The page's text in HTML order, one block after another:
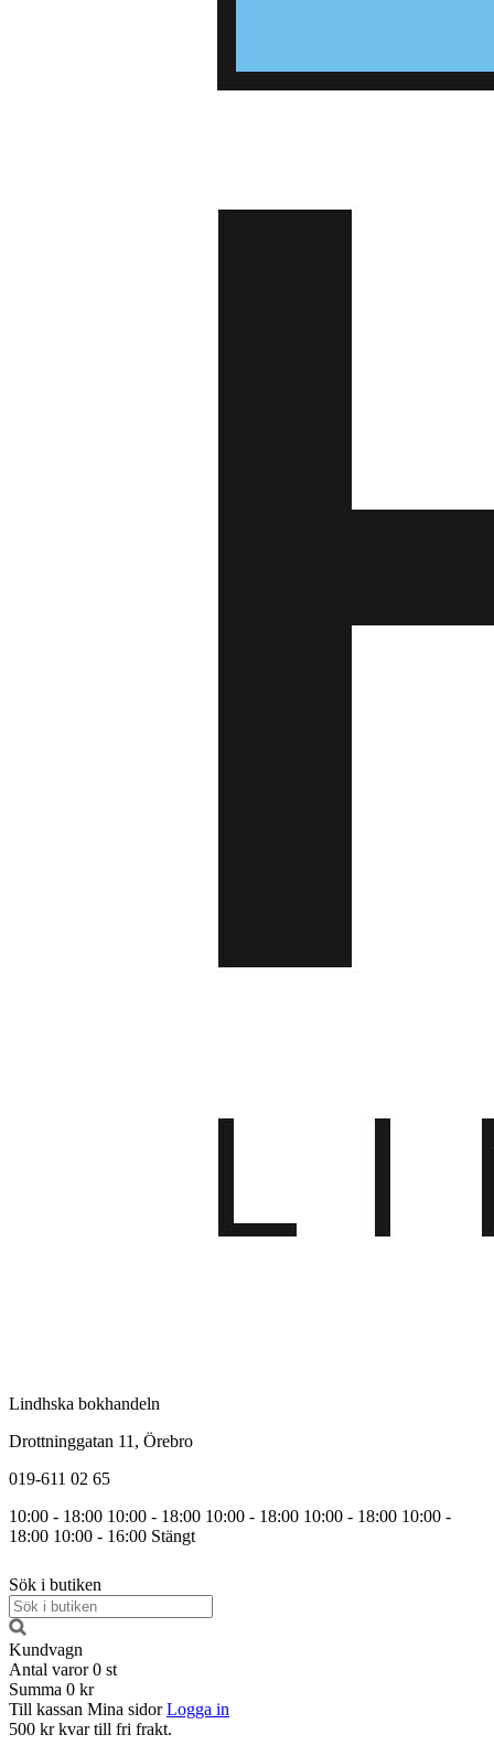
Lindhska bokhandeln
Drottninggatan 11, Örebro
019-611 02 65
10:00 - 18:00 10:00 - 18:00 10:00 - 18:00 10:00 - 18:00 10:00 -
18:00 10:00 - 16:00 Stängt
Sök i butiken
Kundvagn
Antal varor 0 st
Summa 0 kr
Till kassan Mina sidor Logga in
500 kr kvar till fri frakt.